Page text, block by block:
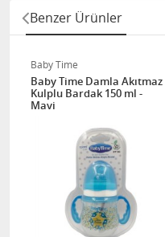
Benzer Ürünler
Baby Time
Baby Time Damla Akıtmaz
Kulplu Bardak 150 ml -
Mavi